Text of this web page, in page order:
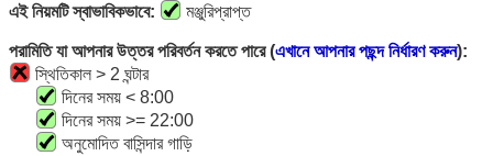
এই নিয়মটি স্বাভাবিকভাবে: মঞ্জুরিপ্রাপ্ত
পরামিতি যা আপনার উত্তর পরিবর্তন করতে পারে (এখানে আপনার পছন্দ নির্ধারণ করুন):
স্থিতিকাল > 2 ঘন্টার
দিনের সময় < 8:00
দিনের সময় >= 22:00
অনুমোদিত বাসিন্দার গাড়ি